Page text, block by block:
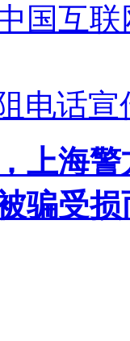
国互
电话宣
上海
骗受